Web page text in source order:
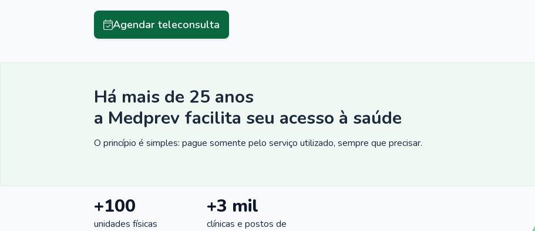
Agendar teleconsulta
Há mais de 25 anos
a Medprev facilita seu acesso à saúde
O princípio é simples: pague somente pelo serviço utilizado, sempre que precisar.
+100
unidades físicas
+3 mil
clínicas e postos de